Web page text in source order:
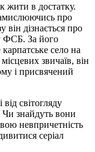
жити в достатку.
про
він дізнається про
ФСБ. За його
село на
звичаїв, він
і присвячений
світогляду
знайдуть вони
невпричетність
серіал